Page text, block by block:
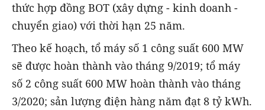
thức hợp đồng BOT (xây dựng - kinh doanh -
chuyển giao) với thời hạn 25 năm.
Theo kế hoạch, tổ máy số 1 công suất 600 MW
sẽ được hoàn thành vào tháng 9/2019; tổ máy
số 2 công suất 600 MW hoàn thành vào tháng
3/2020; sản lượng điện hàng năm đạt 8 tỷ kWh.